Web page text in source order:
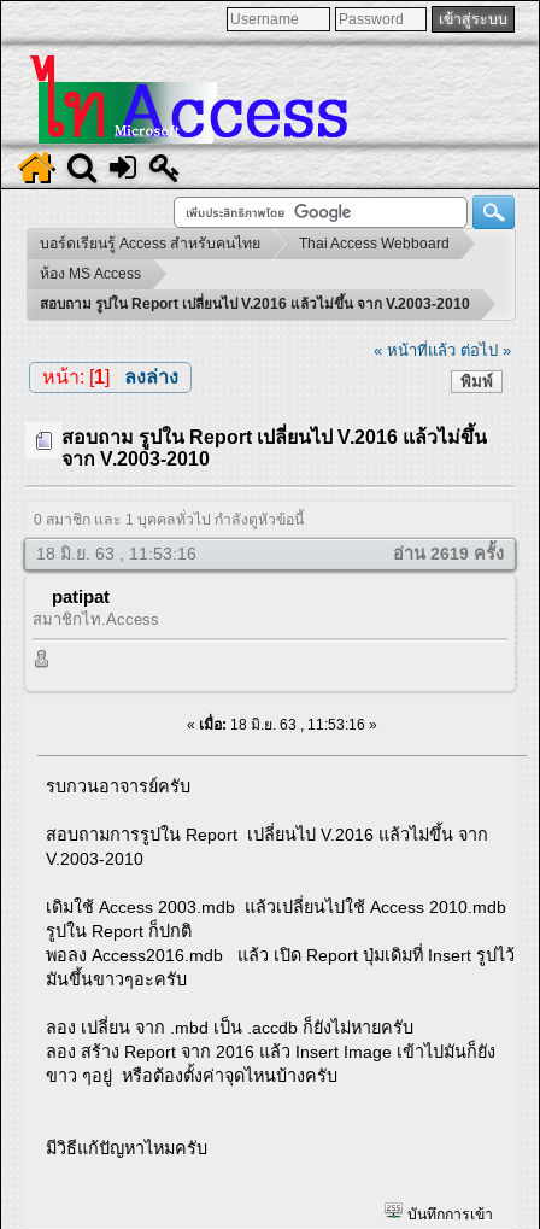
บอร์ดเรียนรู้ Access สำหรับคนไทย
Thai Access Webboard
ห้อง MS Access
สอบถาม รูปใน Report เปลี่ยนไป V.2016 แล้วไม่ขึ้น จาก V.2003-2010
« หน้าที่แล้ว ต่อไป »
พิมพ์
หน้า: [1] ลงล่าง
สอบถาม รูปใน Report เปลี่ยนไป V.2016 แล้วไม่ขึ้น
จาก V.2003-2010
0 สมาชิก และ 1 บุคคลทั่วไป กำลังดูหัวข้อนี้
18 มิ.ย. 63 , 11:53:16 อ่าน 2619 ครั้ง
patipat
สมาชิกไท.Access
« เมื่อ: 18 มิ.ย. 63 , 11:53:16 »
รบกวนอาจารย์ครับ
สอบถามการรูปใน Report เปลี่ยนไป V.2016 แล้วไม่ขึ้น จาก
V.2003-2010
เดิมใช้ Access 2003.mdb แล้วเปลี่ยนไปใช้ Access 2010.mdb
รูปใน Report ก็ปกติ
พอลง Access2016.mdb แล้ว เปิด Report ปุ่มเดิมที่ Insert รูปไว้
มันขึ้นขาวๆอะครับ
ลอง เปลี่ยน จาก .mbd เป็น .accdb ก็ยังไม่หายครับ
ลอง สร้าง Report จาก 2016 แล้ว Insert Image เข้าไปมันก็ยัง
ขาว ๆอยู่ หรือต้องตั้งค่าจุดไหนบ้างครับ
มีวิธีแก้ปัญหาไหมครับ
บันทึกการเข้า